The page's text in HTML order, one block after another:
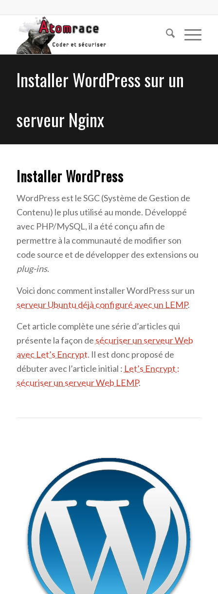
Installer WordPress sur un
serveur Nginx
Installer WordPress
WordPress est le SGC (Système de Gestion de
Contenu) le plus utilisé au monde. Développé
avec PHP/MySQL, il a été conçu afin de
permettre à la communauté de modifier son
code source et de développer des extensions ou
plug-ins.
Voici donc comment installer WordPress sur un
serveur Ubuntu déjà configuré avec un LEMP.
Cet article complète une série d’articles qui
présente la façon de sécuriser un serveur Web
avec Let’s Encrypt. Il est donc proposé de
débuter avec l’article initial : Let’s Encrypt :
sécuriser un serveur Web LEMP.